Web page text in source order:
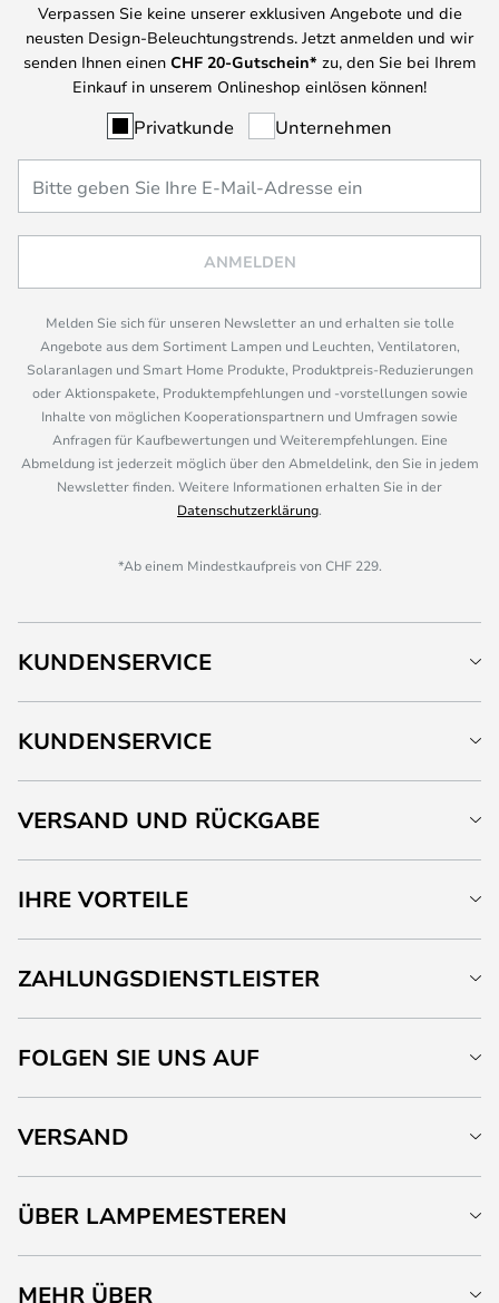
Verpassen Sie keine unserer exklusiven Angebote und die
neusten Design-Beleuchtungstrends. Jetzt anmelden und wir
senden Ihnen einen CHF 20-Gutschein* zu, den Sie bei Ihrem
Einkauf in unserem Onlineshop einlösen können!
Privatkunde Unternehmen
ANMELDEN
Melden Sie sich für unseren Newsletter an und erhalten sie tolle
Angebote aus dem Sortiment Lampen und Leuchten, Ventilatoren,
Solaranlagen und Smart Home Produkte, Produktpreis-Reduzierungen
oder Aktionspakete, Produktempfehlungen und -vorstellungen sowie
Inhalte von möglichen Kooperationspartnern und Umfragen sowie
Anfragen für Kaufbewertungen und Weiterempfehlungen. Eine
Abmeldung ist jederzeit möglich über den Abmeldelink, den Sie in jedem
Newsletter finden. Weitere Informationen erhalten Sie in der
Datenschutzerklärung.
*Ab einem Mindestkaufpreis von CHF 229.
KUNDENSERVICE
KUNDENSERVICE
VERSAND UND RÜCKGABE
IHRE VORTEILE
ZAHLUNGSDIENSTLEISTER
FOLGEN SIE UNS AUF
VERSAND
ÜBER LAMPEMESTEREN
MEHR ÜBER